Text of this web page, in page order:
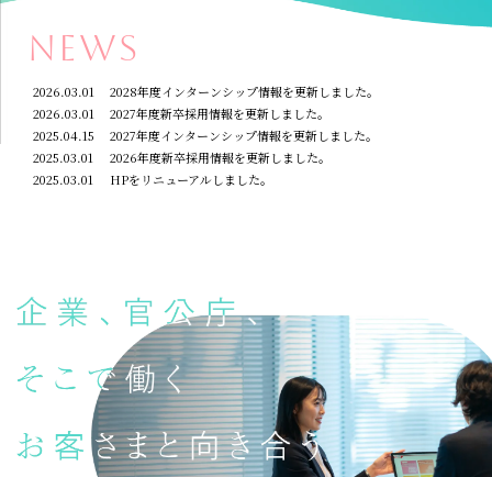
News
2026.03.01
2028年度インターンシップ情報を更新しました。
2026.03.01
2027年度新卒採用情報を更新しました。
2025.04.15
2027年度インターンシップ情報を更新しました。
2025.03.01
2026年度新卒採用情報を更新しました。
2025.03.01
HPをリニューアルしました。